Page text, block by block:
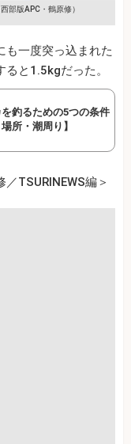
部版APC・鶴原修）
も一度突っ込まれた
と1.5kgだった。
釣るための5つの条件
所・潮周り】
TSURINEWS編＞